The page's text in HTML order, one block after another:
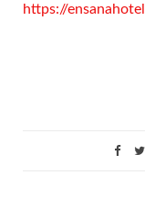
https://